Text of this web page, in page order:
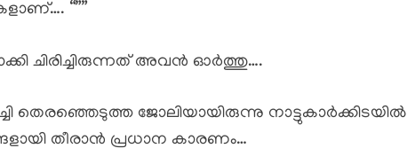
“””
ചിരിച്ചിരുന്നത് അവൻ ഓർത്തു….
തെരഞ്ഞെടുത്ത ജോലിയായിരുന്നു നാട്ടുകാർക്കിടയിൽ
തീരാൻ പ്രധാന കാരണം…